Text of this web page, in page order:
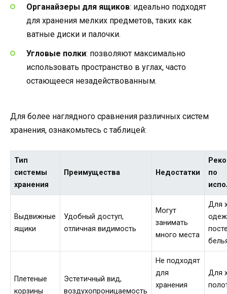
Органайзеры для ящиков: идеально подходят
для хранения мелких предметов, таких как
ватные диски и палочки.
Угловые полки: позволяют максимально
использовать пространство в углах, часто
остающееся незадействованным.
Для более наглядного сравнения различных систем
хранения, ознакомьтесь с таблицей:
Тип
системы
хранения
Преимущества Недостатки
по
Выдвижные
ящики
Удобный доступ,
отличная видимость
Могут
занимать
много места
Для
Плетеные
корзины
Эстетичный вид,
воздухопроницаемость
Не подходят
для
хранения
Для